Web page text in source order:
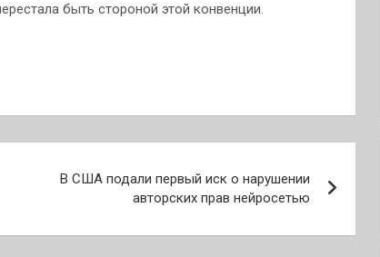
быть стороной этой конвенции.
В США подали первый иск о нарушении
авторских прав нейросетью